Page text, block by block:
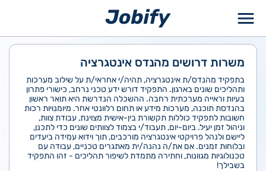
דילוג
משרות דרושים מהנדס אינטגרציה
בתפקיד מהנדס/ת אינטגרציה, תהיה/י אחראי/ת על שילוב מערכות
ותהליכים שונים בארגון. התפקיד דורש ידע טכני נרחב, כישורי פתרון
בעיות וראייה מערכתית רחבה. ההשכלה הנדרשת היא תואר ראשון
בהנדסת תוכנה, מערכות מידע או תחום רלוונטי אחר. מיומנויות רכות
חשובות לתפקיד כוללות תקשורת בין-אישית מצוינת, עבודת צוות,
וניהול זמן יעיל. ביום-יום, תעבוד/י בצמוד לצוותים שונים כדי לתכנן,
ליישם ולנהל פרויקטי אינטגרציה מורכבים, תוך וידוא עמידה ביעדים
ובלוחות זמנים. אם את/ה נהנה/ית מאתגרים טכניים, עבודה עם
טכנולוגיות מגוונות, וחתירה מתמדת לשיפור תהליכים - זהו התפקיד
בשבילך!